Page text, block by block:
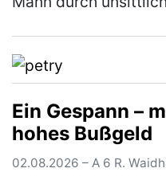
Ein Gespann –
hohes Bußgeld
02.08.2026 – A 6 R.